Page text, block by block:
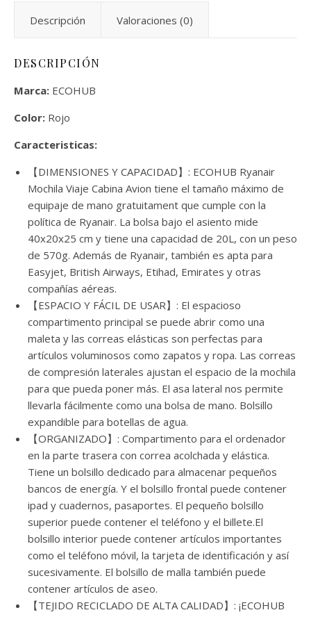
Descripción Valoraciones (0)
DESCRIPCIÓN
Marca: ECOHUB
Color: Rojo
Caracteristicas:
【DIMENSIONES Y CAPACIDAD】: ECOHUB Ryanair
Mochila Viaje Cabina Avion tiene el tamaño máximo de
equipaje de mano gratuitament que cumple con la
política de Ryanair. La bolsa bajo el asiento mide
40x20x25 cm y tiene una capacidad de 20L, con un peso
de 570g. Además de Ryanair, también es apta para
Easyjet, British Airways, Etihad, Emirates y otras
compañías aéreas.
【ESPACIO Y FÁCIL DE USAR】: El espacioso
compartimento principal se puede abrir como una
maleta y las correas elásticas son perfectas para
artículos voluminosos como zapatos y ropa. Las correas
de compresión laterales ajustan el espacio de la mochila
para que pueda poner más. El asa lateral nos permite
llevarla fácilmente como una bolsa de mano. Bolsillo
expandible para botellas de agua.
【ORGANIZADO】: Compartimento para el ordenador
en la parte trasera con correa acolchada y elástica.
Tiene un bolsillo dedicado para almacenar pequeños
bancos de energía. Y el bolsillo frontal puede contener
ipad y cuadernos, pasaportes. El pequeño bolsillo
superior puede contener el teléfono y el billete.El
bolsillo interior puede contener artículos importantes
como el teléfono móvil, la tarjeta de identificación y así
sucesivamente. El bolsillo de malla también puede
contener artículos de aseo.
【TEJIDO RECICLADO DE ALTA CALIDAD】: ¡ECOHUB